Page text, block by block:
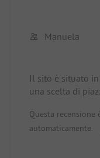
Manuela
Il sito è situato
una scelta di
per cucinare,
lan!
Questa recensione
automaticamente.